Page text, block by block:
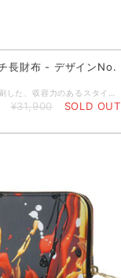
長財布 - デザインNo.
¥31,900 SOLD OUT